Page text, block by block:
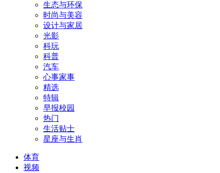
生态与环保
时尚与美容
设计与家居
光影
科玩
科普
汽车
心事家事
精选
特辑
早报校园
热门
生活贴士
星座与生肖
体育
视频